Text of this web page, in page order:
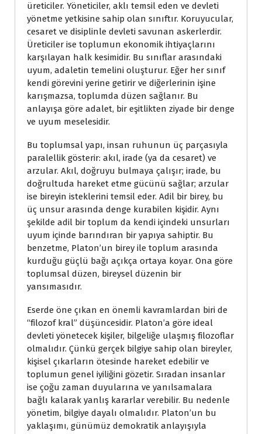
üreticiler. Yöneticiler, aklı temsil eden ve devleti
yönetme yetkisine sahip olan sınıftır. Koruyucular,
cesaret ve disiplinle devleti savunan askerlerdir.
Üreticiler ise toplumun ekonomik ihtiyaçlarını
karşılayan halk kesimidir. Bu sınıflar arasındaki
uyum, adaletin temelini oluşturur. Eğer her sınıf
kendi görevini yerine getirir ve diğerlerinin işine
karışmazsa, toplumda düzen sağlanır. Bu
anlayışa göre adalet, bir eşitlikten ziyade bir denge
ve uyum meselesidir.
Bu toplumsal yapı, insan ruhunun üç parçasıyla
paralellik gösterir: akıl, irade (ya da cesaret) ve
arzular. Akıl, doğruyu bulmaya çalışır; irade, bu
doğrultuda hareket etme gücünü sağlar; arzular
ise bireyin isteklerini temsil eder. Adil bir birey, bu
üç unsur arasında denge kurabilen kişidir. Aynı
şekilde adil bir toplum da kendi içindeki unsurları
uyum içinde barındıran bir yapıya sahiptir. Bu
benzetme, Platon’un birey ile toplum arasında
kurduğu güçlü bağı açıkça ortaya koyar. Ona göre
toplumsal düzen, bireysel düzenin bir
yansımasıdır.
Eserde öne çıkan en önemli kavramlardan biri de
“filozof kral” düşüncesidir. Platon’a göre ideal
devleti yönetecek kişiler, bilgeliğe ulaşmış filozoflar
olmalıdır. Çünkü gerçek bilgiye sahip olan bireyler,
kişisel çıkarların ötesinde hareket edebilir ve
toplumun genel iyiliğini gözetir. Sıradan insanlar
ise çoğu zaman duyularına ve yanılsamalara
bağlı kalarak yanlış kararlar verebilir. Bu nedenle
yönetim, bilgiye dayalı olmalıdır. Platon’un bu
yaklaşımı, günümüz demokratik anlayışıyla